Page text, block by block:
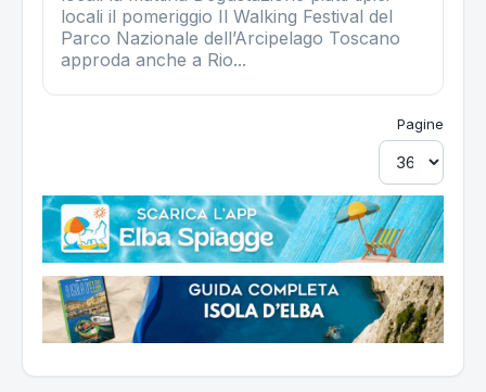
locali il pomeriggio Il Walking Festival del
Parco Nazionale dell’Arcipelago Toscano
approda anche a Rio...
Pagine